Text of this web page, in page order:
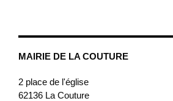
MAIRIE DE LA COUTURE
2 place de l'église
62136 La Couture